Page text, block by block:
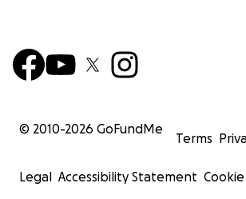
© 2010-2026 GoFundMe
Terms
Legal Accessibility Statement